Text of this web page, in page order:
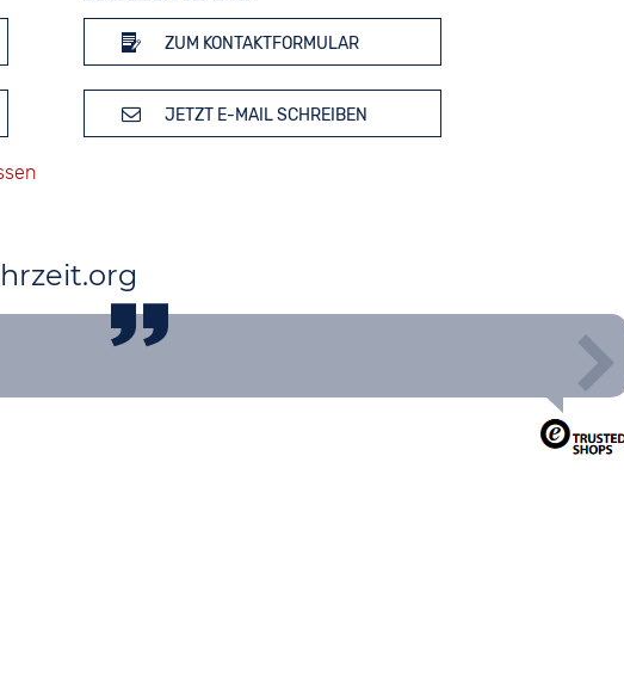
ZUM KONTAKTFORMULAR
JETZT E-MAIL SCHREIBEN